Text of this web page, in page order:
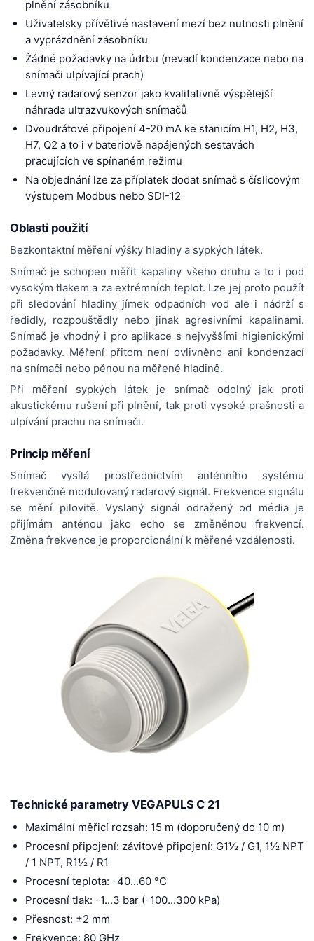
plnění zásobníku
Uživatelsky přívětivé nastavení mezí bez nutnosti plnění
a vyprázdnění zásobníku
Žádné požadavky na údrbu (nevadí kondenzace nebo na
snímači ulpívající prach)
Levný radarový senzor jako kvalitativně výspělejší
náhrada ultrazvukových snímačů
Dvoudrátové připojení 4-20 mA ke stanicím H1, H2, H3,
H7, Q2 a to i v bateriově napájených sestavách
pracujících ve spínaném režimu
Na objednání lze za příplatek dodat snímač s číslicovým
výstupem Modbus nebo SDI-12
Oblasti použití
Bezkontaktní měření výšky hladiny a sypkých látek.
Snímač je schopen měřit kapaliny všeho druhu a to i pod
vysokým tlakem a za extrémních teplot. Lze jej proto použít
při sledování hladiny jímek odpadních vod ale i nádrží s
ředidly, rozpouštědly nebo jinak agresivními kapalinami.
Snímač je vhodný i pro aplikace s nejvyššími higienickými
požadavky. Měření přitom není ovlivněno ani kondenzací
na snímači nebo pěnou na měřené hladině.
Při měření sypkých látek je snímač odolný jak proti
akustickému rušení při plnění, tak proti vysoké prašnosti a
ulpívání prachu na snímači.
Princip měření
Snímač vysílá prostřednictvím anténního systému
frekvenčně modulovaný radarový signál. Frekvence signálu
se mění pilovitě. Vyslaný signál odražený od média je
přijímám anténou jako echo se změněnou frekvencí.
Změna frekvence je proporcionální k měřené vzdálenosti.
Technické parametry VEGAPULS C 21
Maximální měřicí rozsah: 15 m (doporučený do 10 m)
Procesní připojení: závitové připojení: G1½ / G1, 1½ NPT
/ 1 NPT, R1½ / R1
Procesní teplota: -40...60 °C
Procesní tlak: -1...3 bar (-100...300 kPa)
Přesnost: ±2 mm
Frekvence: 80 GHz